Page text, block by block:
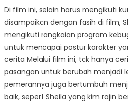
Di film ini, selain harus mengikuti
disampaikan dengan fasih di film,
mengikuti rangkaian program
untuk mencapai postur karakter
cerita Melalui film ini, tak hanya
pasangan untuk berubah menjadi
pemerannya juga bertumbuh
baik, sepert Sheila yang kim rajin